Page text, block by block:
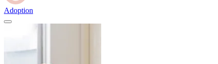
Adoption